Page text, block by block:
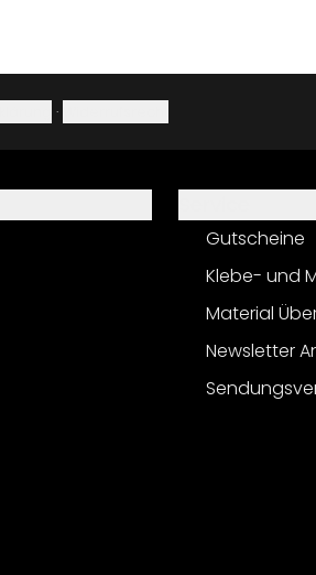
·
Gutscheine
Klebe- und
Material
Newsletter